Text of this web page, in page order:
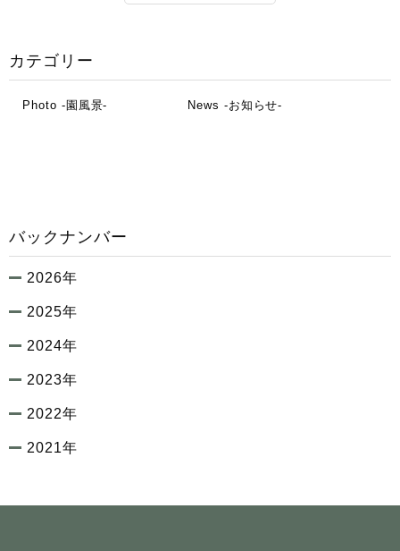
カテゴリー
Photo -園風景- News -お知らせ-
バックナンバー
2026年
2025年
2024年
2023年
2022年
2021年